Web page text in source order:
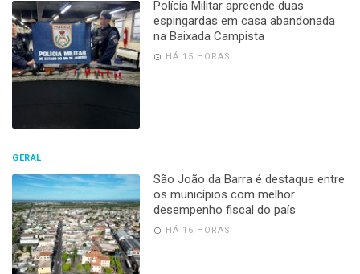
Polícia Militar apreende duas
espingardas em casa abandonada
na Baixada Campista
HÁ 15 HORAS
GERAL
São João da Barra é destaque entre
os municípios com melhor
desempenho fiscal do país
HÁ 16 HORAS